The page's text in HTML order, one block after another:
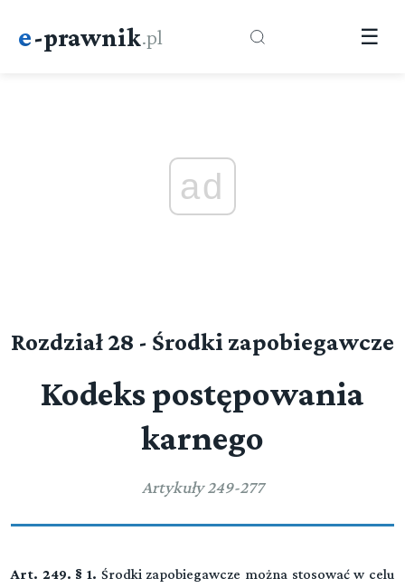
e-prawnik.pl ☰
ad
Rozdział 28 - Środki zapobiegawcze
Kodeks postępowania
karnego
Artykuły 249-277
Art. 249. § 1. Środki zapobiegawcze można stosować w celu